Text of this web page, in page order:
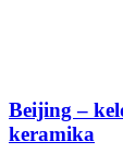
Beijing –
keramika